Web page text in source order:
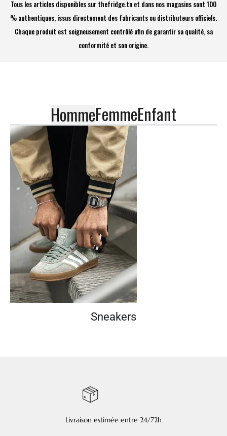
Tous les articles disponibles sur thefridge.tn et dans nos magasins sont 100
% authentiques, issus directement des fabricants ou distributeurs officiels.
Chaque produit est soigneusement contrôlé afin de garantir sa qualité, sa
conformité et son origine.
HommeFemmeEnfant
Sneakers
Livraison estimée entre 24/72h